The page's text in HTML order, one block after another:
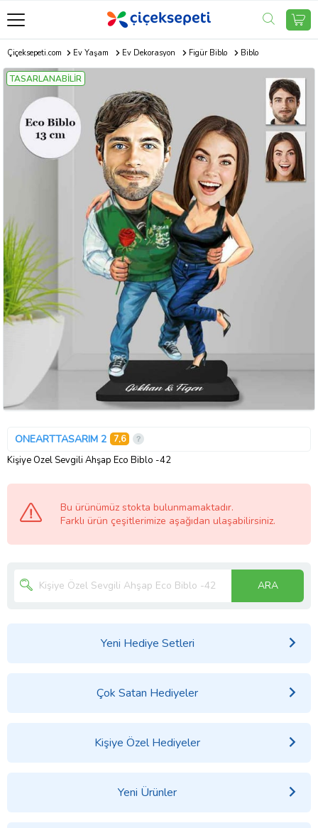
Çiçeksepeti.com Ev Yaşam Ev Dekorasyon Figür Biblo Biblo
TASARLANABİLİR
ONEARTTASARIM 2 7,6
Kişiye Özel Sevgili Ahşap Eco Biblo -42
Bu ürünümüz stokta bulunmamaktadır.
Farklı ürün çeşitlerimize aşağıdan ulaşabilirsiniz.
ARA
Yeni Hediye Setleri
Çok Satan Hediyeler
Kişiye Özel Hediyeler
Yeni Ürünler